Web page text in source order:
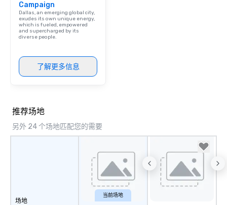
Campaign
Dallas, an emerging global city,
exudes its own unique energy,
which is fueled, empowered
and supercharged by its
diverse people.
了解更多信息
推荐场地
另外 24 个场地匹配您的需要
场地
当前场地